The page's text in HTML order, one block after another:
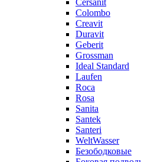
Cersanit
Colombo
Creavit
Duravit
Geberit
Grossman
Ideal Standard
Laufen
Roca
Rosa
Sanita
Santek
Santeri
WeltWasser
Безободковые